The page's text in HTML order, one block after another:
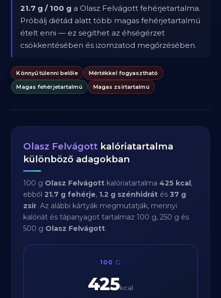
21.7 g / 100 g a Olasz Felvágott fehérjetartalma.
Próbálj diétád alatt több magas fehérjetartalmú
ételt enni — ez segíthet az éhségérzet
csökkentésében és izomzatod megőrzésében.
Könnyű túlenni belőle
Mértékkel fogyasztható
Magas fehérjetartalmú
Magas zsírtartalmú
Olasz Felvágott kalóriatartalma
különböző adagokban
100 g Olasz Felvágott kalóriatartalma425 kcal,
ebből21.7 g fehérje, 1.2 g szénhidrát és37 g
zsír. Az alábbi kártyák megmutatják, mennyi
kalóriát és tápanyagot tartalmaz 100 g, 250 g és
500 g Olasz Felvágott.
100 G
425kcal